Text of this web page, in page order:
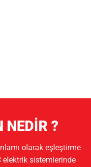
NEDİR ?
olarak eşleştirme
elektrik sistemlerinde